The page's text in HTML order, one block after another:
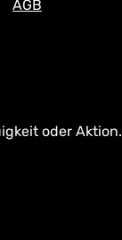
AGB
oder Aktion.